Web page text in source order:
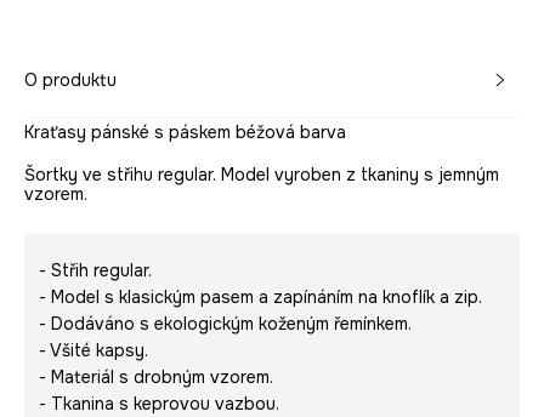
O produktu
Kraťasy pánské s páskem béžová barva
Šortky ve střihu regular. Model vyroben z tkaniny s jemným
vzorem.
- Střih regular.
- Model s klasickým pasem a zapínáním na knoflík a zip.
- Dodáváno s ekologickým koženým řemínkem.
- Všité kapsy.
- Materiál s drobným vzorem.
- Tkanina s keprovou vazbou.